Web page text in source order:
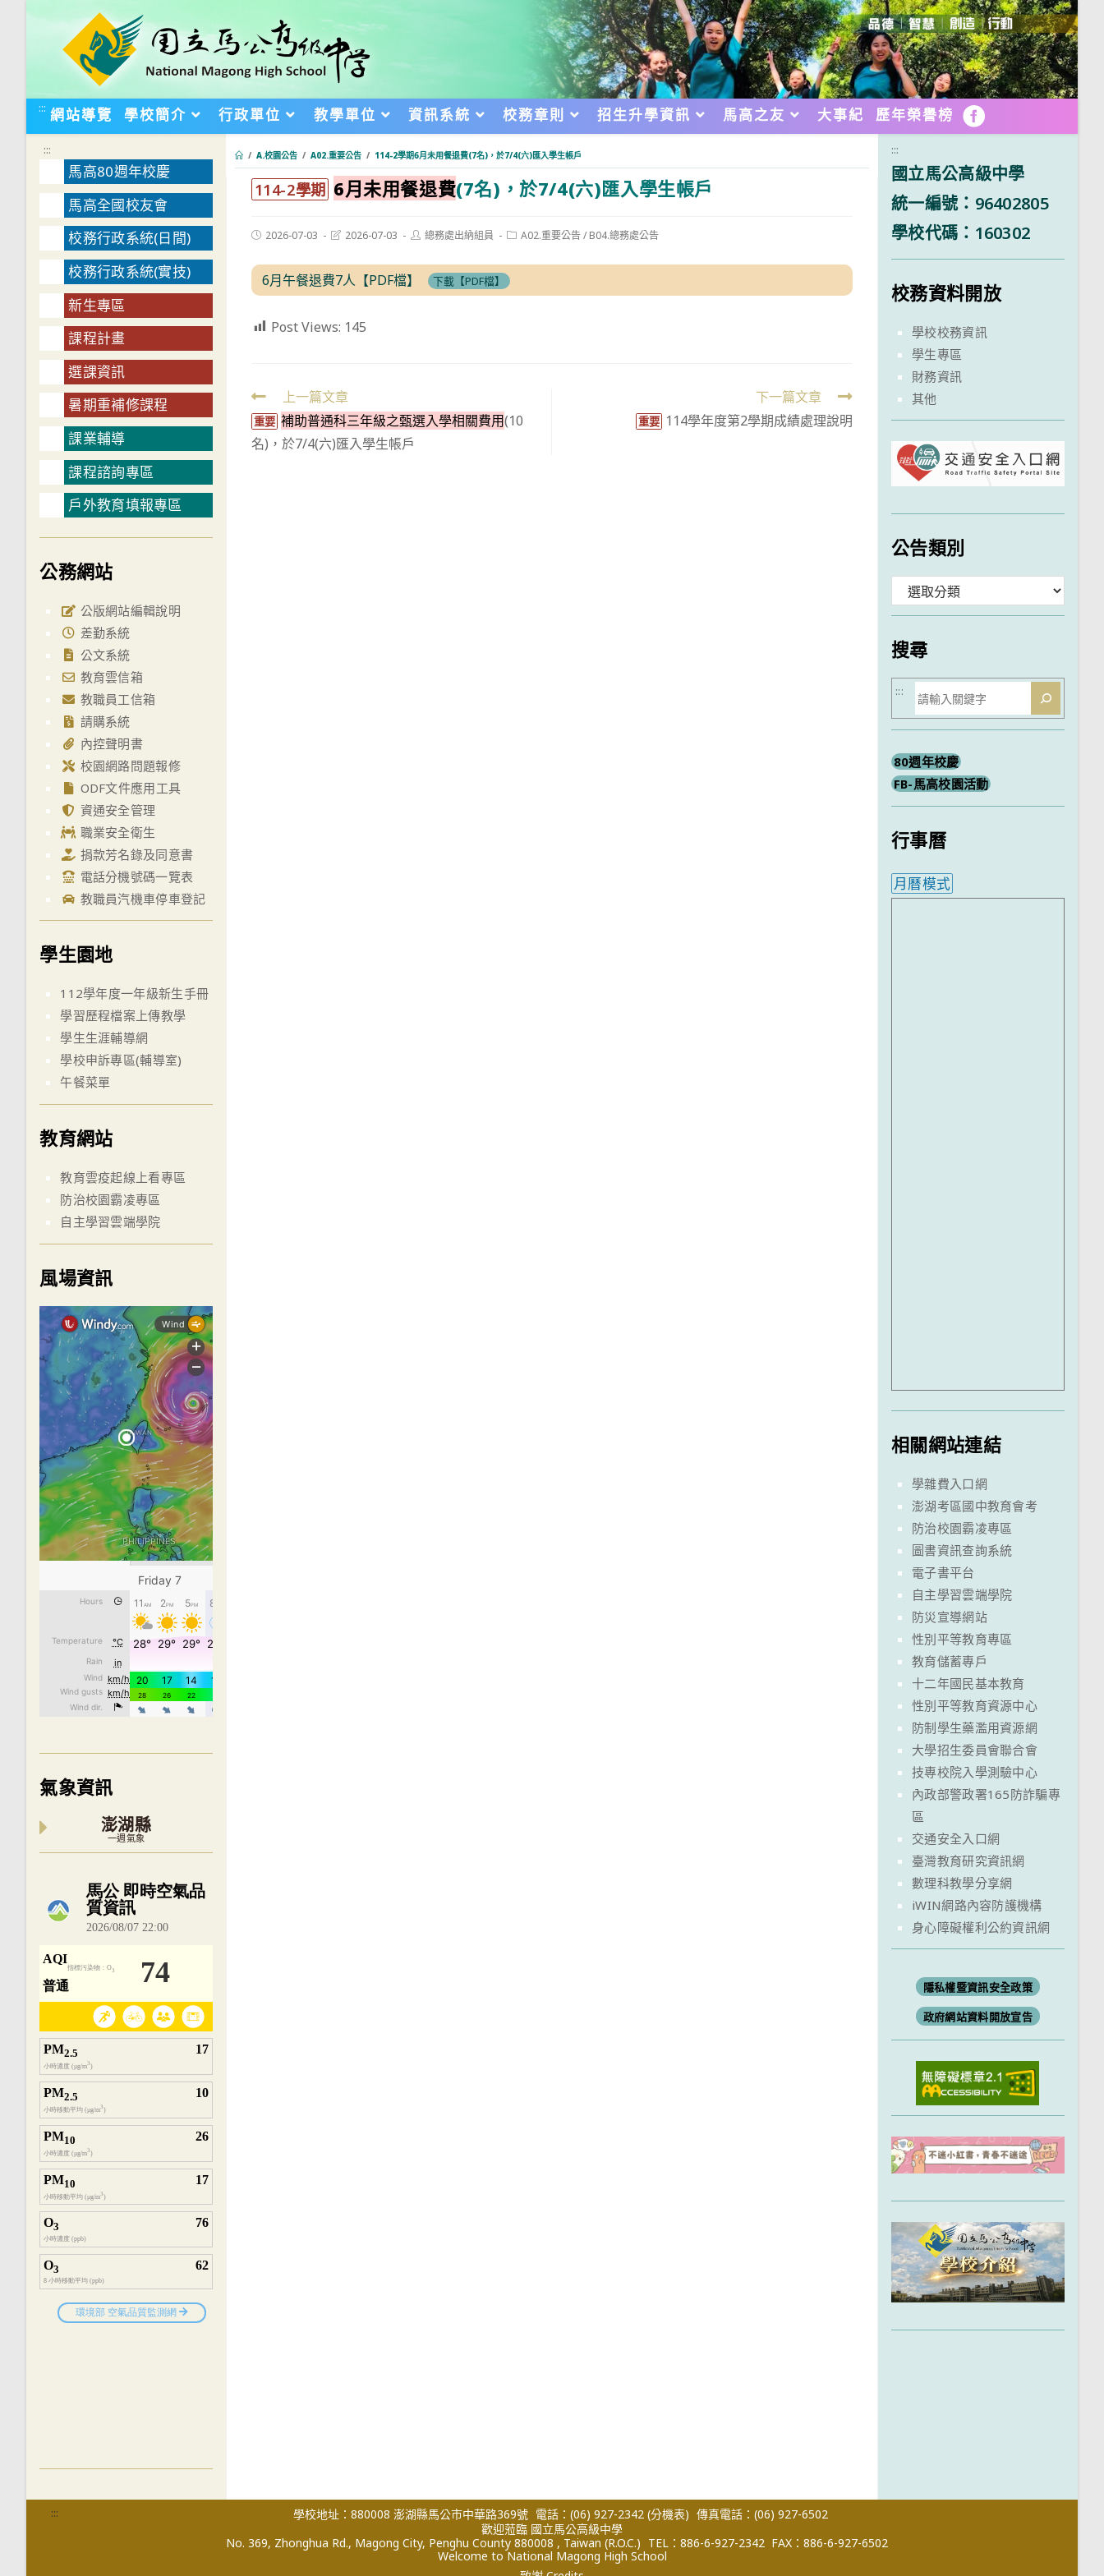
::: 網站導覽 學校簡介 行政單位 教學單位 資訊系統 校務章則 招生升學資訊 馬高之友 大事紀 歷年榮譽榜 FB
/ A.校園公告 / A02.重要公告 / 114-2學期6月未用餐退費(7名)，於7/4(六)匯入學生帳戶
114-2學期 6月未用餐退費(7名)，於7/4(六)匯入學生帳戶
Post2026-07-03
Post2026-07-03
Post總務處出納組員
PostA02.重要公告/ B04.總務處公告
6月午餐退費7人【PDF檔】 下載【PDF檔】
Post Views: 145
Read
more
articles
上一篇文章
重要 補助普通科三年級之甄選入學相關費用(10
名)，於7/4(六)匯入學生帳戶
下一篇文章
重要 114學年度第2學期成績處理說明
:::
馬高80週年校慶
馬高全國校友會
校務行政系統(日間)
校務行政系統(實技)
新生專區
課程計畫
選課資訊
暑期重補修課程
課業輔導
課程諮詢專區
戶外教育填報專區
公務網站
公版網站編輯說明
差勤系統
公文系統
教育雲信箱
教職員工信箱
請購系統
內控聲明書
校園網路問題報修
ODF文件應用工具
資通安全管理
職業安全衛生
捐款芳名錄及同意書
電話分機號碼一覽表
教職員汽機車停車登記
學生園地
112學年度一年級新生手冊
學習歷程檔案上傳教學
學生生涯輔導網
學校申訴專區(輔導室)
午餐菜單
教育網站
教育雲疫起線上看專區
防治校園霸凌專區
自主學習雲端學院
風場資訊
氣象資訊
澎湖縣
一週氣象
內嵌空氣品質小工具為視覺預覽，完整即時空氣品質資料請開啟
:::
國立馬公高級中學
統一編號：96402805
學校代碼：160302
校務資料開放
學校校務資訊
學生專區
財務資訊
其他
公告類別
類
搜尋
搜
尋
:::
80週年校慶
FB-馬高校園活動
行事曆
月曆模式
相關網站連結
學雜費入口網
澎湖考區國中教育會考
防治校園霸凌專區
圖書資訊查詢系統
電子書平台
自主學習雲端學院
防災宣導網站
性別平等教育專區
教育儲蓄專戶
十二年國民基本教育
性別平等教育資源中心
防制學生藥濫用資源網
大學招生委員會聯合會
技專校院入學測驗中心
內政部警政署165防詐騙專
區
交通安全入口網
臺灣教育研究資訊網
數理科教學分享網
iWIN網路內容防護機構
身心障礙權利公約資訊網
隱私權暨資訊安全政策
政府網站資料開放宣告
::: 學校地址：880008 澎湖縣馬公市中華路369號 電話：(06) 927-2342 (分機表) 傳真電話：(06) 927-6502
歡迎蒞臨 國立馬公高級中學
No. 369, Zhonghua Rd., Magong City, Penghu County 880008 , Taiwan (R.O.C.) TEL：886-6-927-2342 FAX：886-6-927-6502
Welcome to National Magong High School